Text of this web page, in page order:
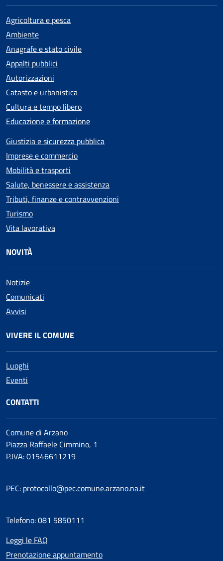
Agricoltura e pesca
Ambiente
Anagrafe e stato civile
Appalti pubblici
Autorizzazioni
Catasto e urbanistica
Cultura e tempo libero
Educazione e formazione
Giustizia e sicurezza pubblica
Imprese e commercio
Mobilità e trasporti
Salute, benessere e assistenza
Tributi, finanze e contravvenzioni
Turismo
Vita lavorativa
NOVITÀ
Notizie
Comunicati
Avvisi
VIVERE IL COMUNE
Luoghi
Eventi
CONTATTI
Comune di Arzano
Piazza Raffaele Cimmino, 1
P.IVA: 01546611219
PEC: protocollo@pec.comune.arzano.na.it
Telefono: 081 5850111
Leggi le FAQ
Prenotazione appuntamento